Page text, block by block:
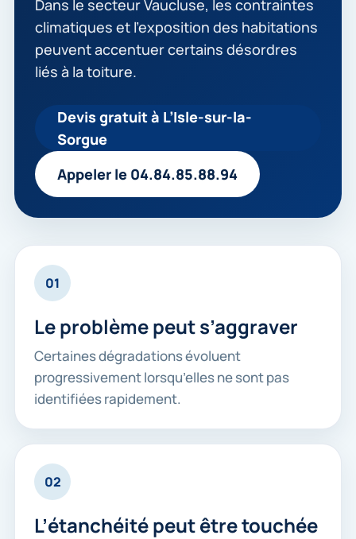
Dans le secteur Vaucluse, les contraintes
climatiques et l’exposition des habitations
peuvent accentuer certains désordres
liés à la toiture.
Devis gratuit à L’Isle-sur-la-
Sorgue
Appeler le 04.84.85.88.94
01
Le problème peut s’aggraver
Certaines dégradations évoluent
progressivement lorsqu’elles ne sont pas
identifiées rapidement.
02
L’étanchéité peut être touchée